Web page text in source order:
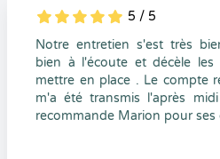
5
1
5
0 5 / 5
Notre entretien s'est très
bien à l'écoute et décèle les
mettre en place . Le compte
m'a été transmis l'après
recommande Marion pour ses